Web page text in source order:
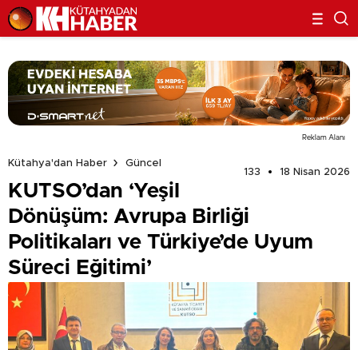
Reklam Alanı
Kütahya'dan Haber
Güncel
133
18 Nisan 2026
KUTSO’dan ‘Yeşil
Dönüşüm: Avrupa Birliği
Politikaları ve Türkiye’de Uyum
Süreci Eğitimi’